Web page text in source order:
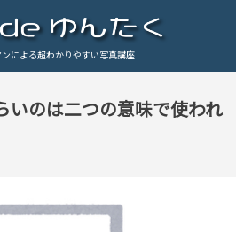
による超わかりやすい写真講座
いのは二つの意味で使われ